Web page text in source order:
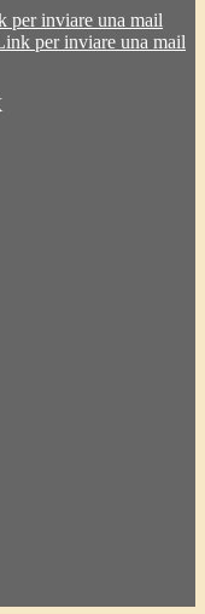
per inviare una mail
per inviare una mail